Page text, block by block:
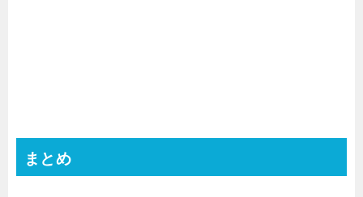
まとめ